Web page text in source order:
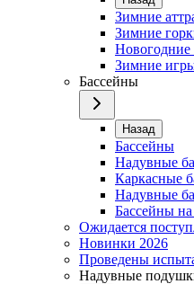
Зимние
Зимние
Новогодние
Зимние
Бассейны
Назад
Бассейны
Надувные
Каркасные
Надувные
Бассейны
Ожидается
Новинки 2026
Проведены
Надувные